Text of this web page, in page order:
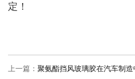
定！
上一篇：聚氨酯挡风玻璃胶在汽车制造